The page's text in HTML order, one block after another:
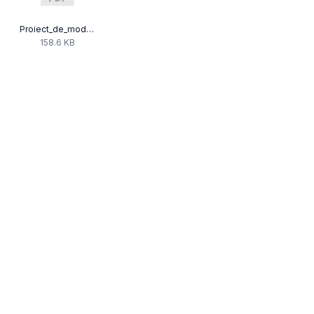
Proiect_de_modificare_si_completare_COD_AV_pentru_site.pdf
158.6 KB